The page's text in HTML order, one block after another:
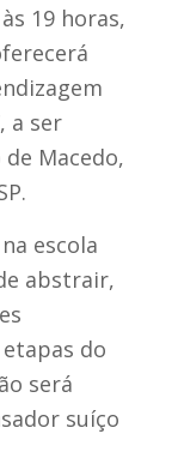
19 horas,
a ser
Macedo,
escola
abstrair,
do
será
suíço